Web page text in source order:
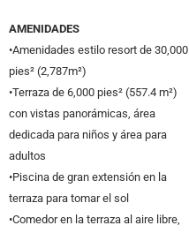
AMENIDADES
•Amenidades estilo resort de 30,000
pies² (2,787m²)
•Terraza de 6,000 pies² (557.4 m²)
con vistas panorámicas, área
dedicada para niños y área para
adultos
•Piscina de gran extensión en la
terraza para tomar el sol
•Comedor en la terraza al aire libre,